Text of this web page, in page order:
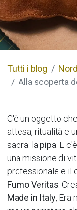
Tutti i blog
Alla scoperta della
C'è un oggetto
attesa, ritualità e
sacra: la pipa . E
una missione di
professionale e il
Fumo Veritas .
Made in Italy, Era